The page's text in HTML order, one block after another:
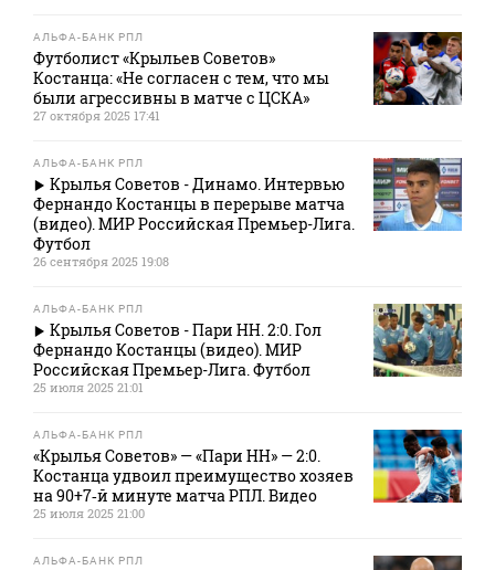
АЛЬФА-БАНК РПЛ
Футболист «Крыльев Советов»
Костанца: «Не согласен с тем, что мы
были агрессивны в матче с ЦСКА»
27 октября 2025 17:41
АЛЬФА-БАНК РПЛ
Крылья Советов - Динамо. Интервью
Фернандо Костанцы в перерыве матча
(видео). МИР Российская Премьер-Лига.
Футбол
26 сентября 2025 19:08
АЛЬФА-БАНК РПЛ
Крылья Советов - Пари НН. 2:0. Гол
Фернандо Костанцы (видео). МИР
Российская Премьер-Лига. Футбол
25 июля 2025 21:01
АЛЬФА-БАНК РПЛ
«Крылья Советов» — «Пари НН» — 2:0.
Костанца удвоил преимущество хозяев
на 90+7‑й минуте матча РПЛ. Видео
25 июля 2025 21:00
АЛЬФА-БАНК РПЛ